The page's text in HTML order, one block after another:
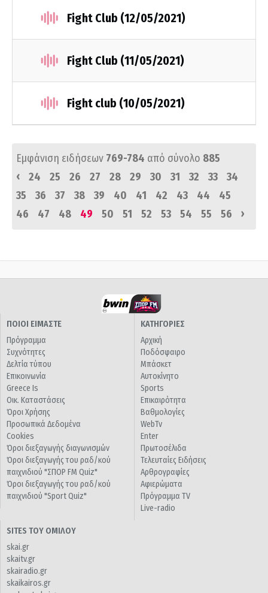
Fight Club (12/05/2021)
Fight Club (11/05/2021)
Fight club (10/05/2021)
Εμφάνιση ειδήσεων 769-784 από σύνολο 885
‹
24 25 26 27 28 29 30 31 32 33
34
35
36 37 38 39 40 41 42 43 44
45
46
47 48 49 50 51 52 53 54 55 56 ›
ΠΟΙΟΙ ΕΙΜΑΣΤΕ
Πρόγραμμα
Συχνότητες
Δελτία τύπου
Επικοινωνία
Greece Is
Οικ. Καταστάσεις
Όροι Χρήσης
Προσωπικά Δεδομένα
Cookies
Όροι διεξαγωγής διαγωνισμών
Όροι διεξαγωγής του ραδ/κού
παιχνιδιού "ΣΠΟΡ FM Quiz"
Όροι διεξαγωγής του ραδ/κού
παιχνιδιού "Sport Quiz"
ΚΑΤΗΓΟΡΙΕΣ
Αρχική
Ποδόσφαιρο
Μπάσκετ
Αυτοκίνητο
Sports
Επικαιρότητα
Βαθμολογίες
WebTv
Enter
Πρωτοσέλιδα
Τελευταίες Ειδήσεις
Αρθρογραφίες
Αφιερώματα
Πρόγραμμα TV
Live-radio
SITES ΤΟΥ ΟΜΙΛΟΥ
skai.gr
skaitv.gr
skairadio.gr
skaikairos.gr